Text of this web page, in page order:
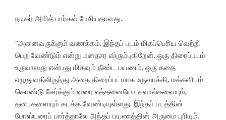
நடிகர் அமித் பார்கவ் பேசியதாவது..
“அனைவருக்கும் வணக்கம். இந்தப் படம் மிகப்பெரிய வெற்றி
பெற வேண்டும் என்று மனதார விரும்புகிறேன். ஒரு திரைப்படம்
உருவாவது என்பது மிகவும் நீண்ட பயணம். ஒரு கதை
எழுதுவதிலிருந்து அதை திரைப்படமாக உருவாக்கி, மக்களிடம்
கொண்டு சேர்க்கும் வரை எத்தனையோ சவால்களையும்,
தடைகளையும் கடக்க வேண்டியுள்ளது. இந்தப் படத்தின்
போஸ்டரைப் பார்த்தாலே அந்தப் பயணத்தின் அருமை புரியும்.